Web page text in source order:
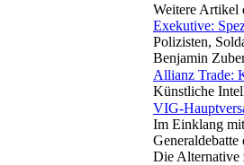
Weitere Artikel
Exekutive:
Polizisten,
Benjamin
Allianz Trade:
Künstliche
VIG-
Im Einklang
Die Alternative